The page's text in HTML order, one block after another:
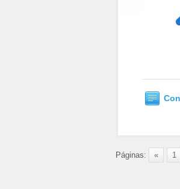
Páginas: « 1